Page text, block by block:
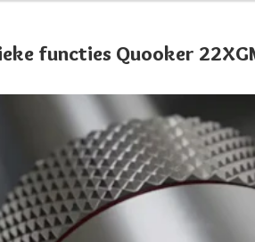
functies Quooker